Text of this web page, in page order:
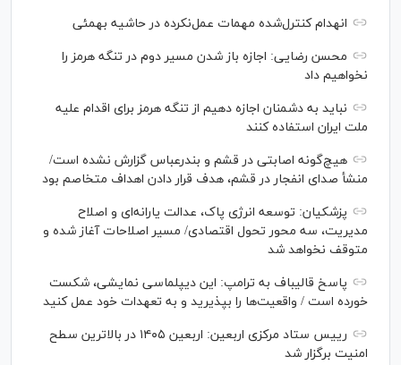
انهدام کنترل‌شده مهمات عمل‌نکرده در حاشیه بهمئی
محسن رضایی: اجازه باز شدن مسیر دوم در تنگه هرمز را
نخواهیم داد
نباید به دشمنان اجازه دهیم از تنگه هرمز برای اقدام علیه
ملت ایران استفاده کنند
هیچ‌گونه اصابتی در قشم و بندرعباس گزارش نشده است/
منشأ صدای انفجار در قشم، هدف قرار دادن اهداف متخاصم بود
پزشکیان: توسعه انرژی پاک، عدالت یارانه‌ای و اصلاح
مدیریت، سه محور تحول اقتصادی/ مسیر اصلاحات آغاز شده و
متوقف نخواهد شد
پاسخ قالیباف به ترامپ: این دیپلماسی نمایشی، شکست
خورده است / واقعیت‌ها را بپذیرید و به تعهدات خود عمل کنید
رییس ستاد مرکزی اربعین: اربعین ۱۴۰۵ در بالاترین سطح
امنیت برگزار شد